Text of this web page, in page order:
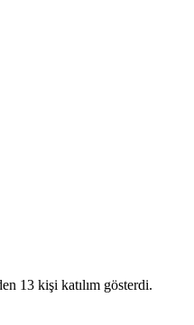
13 kişi katılım gösterdi.